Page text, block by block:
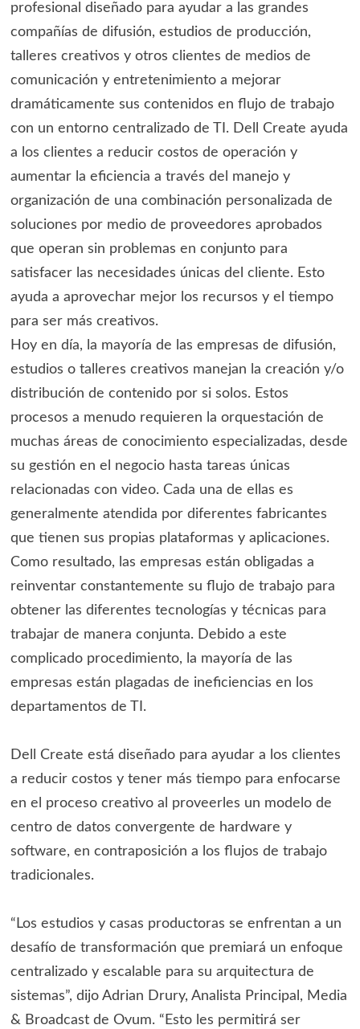
profesional diseñado para ayudar a las grandes
compañías de difusión, estudios de producción,
talleres creativos y otros clientes de medios de
comunicación y entretenimiento a mejorar
dramáticamente sus contenidos en flujo de trabajo
con un entorno centralizado de TI. Dell Create ayuda
a los clientes a reducir costos de operación y
aumentar la eficiencia a través del manejo y
organización de una combinación personalizada de
soluciones por medio de proveedores aprobados
que operan sin problemas en conjunto para
satisfacer las necesidades únicas del cliente. Esto
ayuda a aprovechar mejor los recursos y el tiempo
para ser más creativos.
Hoy en día, la mayoría de las empresas de difusión,
estudios o talleres creativos manejan la creación y/o
distribución de contenido por si solos. Estos
procesos a menudo requieren la orquestación de
muchas áreas de conocimiento especializadas, desde
su gestión en el negocio hasta tareas únicas
relacionadas con video. Cada una de ellas es
generalmente atendida por diferentes fabricantes
que tienen sus propias plataformas y aplicaciones.
Como resultado, las empresas están obligadas a
reinventar constantemente su flujo de trabajo para
obtener las diferentes tecnologías y técnicas para
trabajar de manera conjunta. Debido a este
complicado procedimiento, la mayoría de las
empresas están plagadas de ineficiencias en los
departamentos de TI.
Dell Create está diseñado para ayudar a los clientes
a reducir costos y tener más tiempo para enfocarse
en el proceso creativo al proveerles un modelo de
centro de datos convergente de hardware y
software, en contraposición a los flujos de trabajo
tradicionales.
“Los estudios y casas productoras se enfrentan a un
desafío de transformación que premiará un enfoque
centralizado y escalable para su arquitectura de
sistemas”, dijo Adrian Drury, Analista Principal, Media
& Broadcast de Ovum. “Esto les permitirá ser